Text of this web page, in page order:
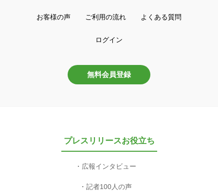
お客様の声 ご利用の流れ よくある質問
ログイン
無料会員登録
プレスリリースお役立ち
広報インタビュー
記者100人の声